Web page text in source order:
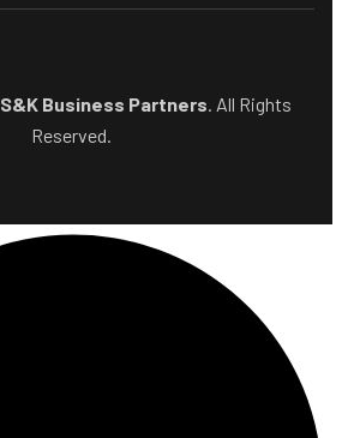
S&K Business Partners . All Rights
Reserved.